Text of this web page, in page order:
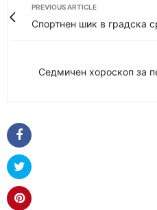
PREVIOUS ARTICLE
Спортнен шик в градска
Седмичен хороскоп за